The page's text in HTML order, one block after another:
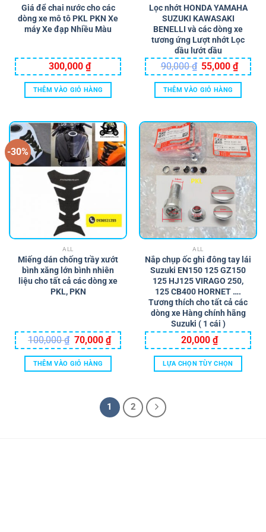
Giá để chai nước cho các
dòng xe mô tô PKL PKN Xe
máy Xe đạp Nhiều Màu
300,000 ₫
THÊM VÀO GIỎ HÀNG
Lọc nhớt HONDA YAMAHA
SUZUKI KAWASAKI
BENELLI và các dòng xe
tương ứng Lượt nhớt Lọc
dầu lướt dầu
90,000₫ Giá
gốc
là:
90,000 ₫.
55,000₫Giá
hiện
tại
55,000
THÊM VÀO GIỎ HÀNG
-30%
ALL
Miếng dán chống trầy xướt
bình xăng lớn bình nhiên
liệu cho tất cả các dòng xe
PKL, PKN
100,000₫ Giá
gốc
là:
100,000 ₫.
70,000 ₫Giá
hiện
tại
70,000 ₫.
THÊM VÀO GIỎ HÀNG
ALL
Nắp chụp ốc ghi đông tay lái
Suzuki EN150 125 GZ150
125 HJ125 VIRAGO 250,
125 CB400 HORNET ….
Tương thích cho tất cả các
dòng xe Hàng chính hãng
Suzuki ( 1 cái )
20,000 ₫
LỰA CHỌN TÙY CHỌN
1 2